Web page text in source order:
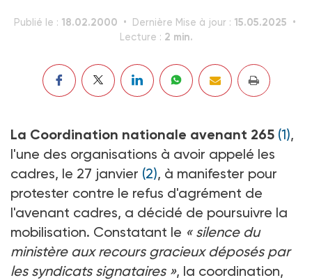
Publié le : 18.02.2000 Dernière Mise à jour : 15.05.2025
Lecture : 2 min.
La Coordination nationale avenant 265 (1),
l'une des organisations à avoir appelé les
cadres, le 27 janvier (2), à manifester pour
protester contre le refus d'agrément de
l'avenant cadres, a décidé de poursuivre la
mobilisation. Constatant le « silence du
ministère aux recours gracieux déposés par
les syndicats signataires », la coordination,